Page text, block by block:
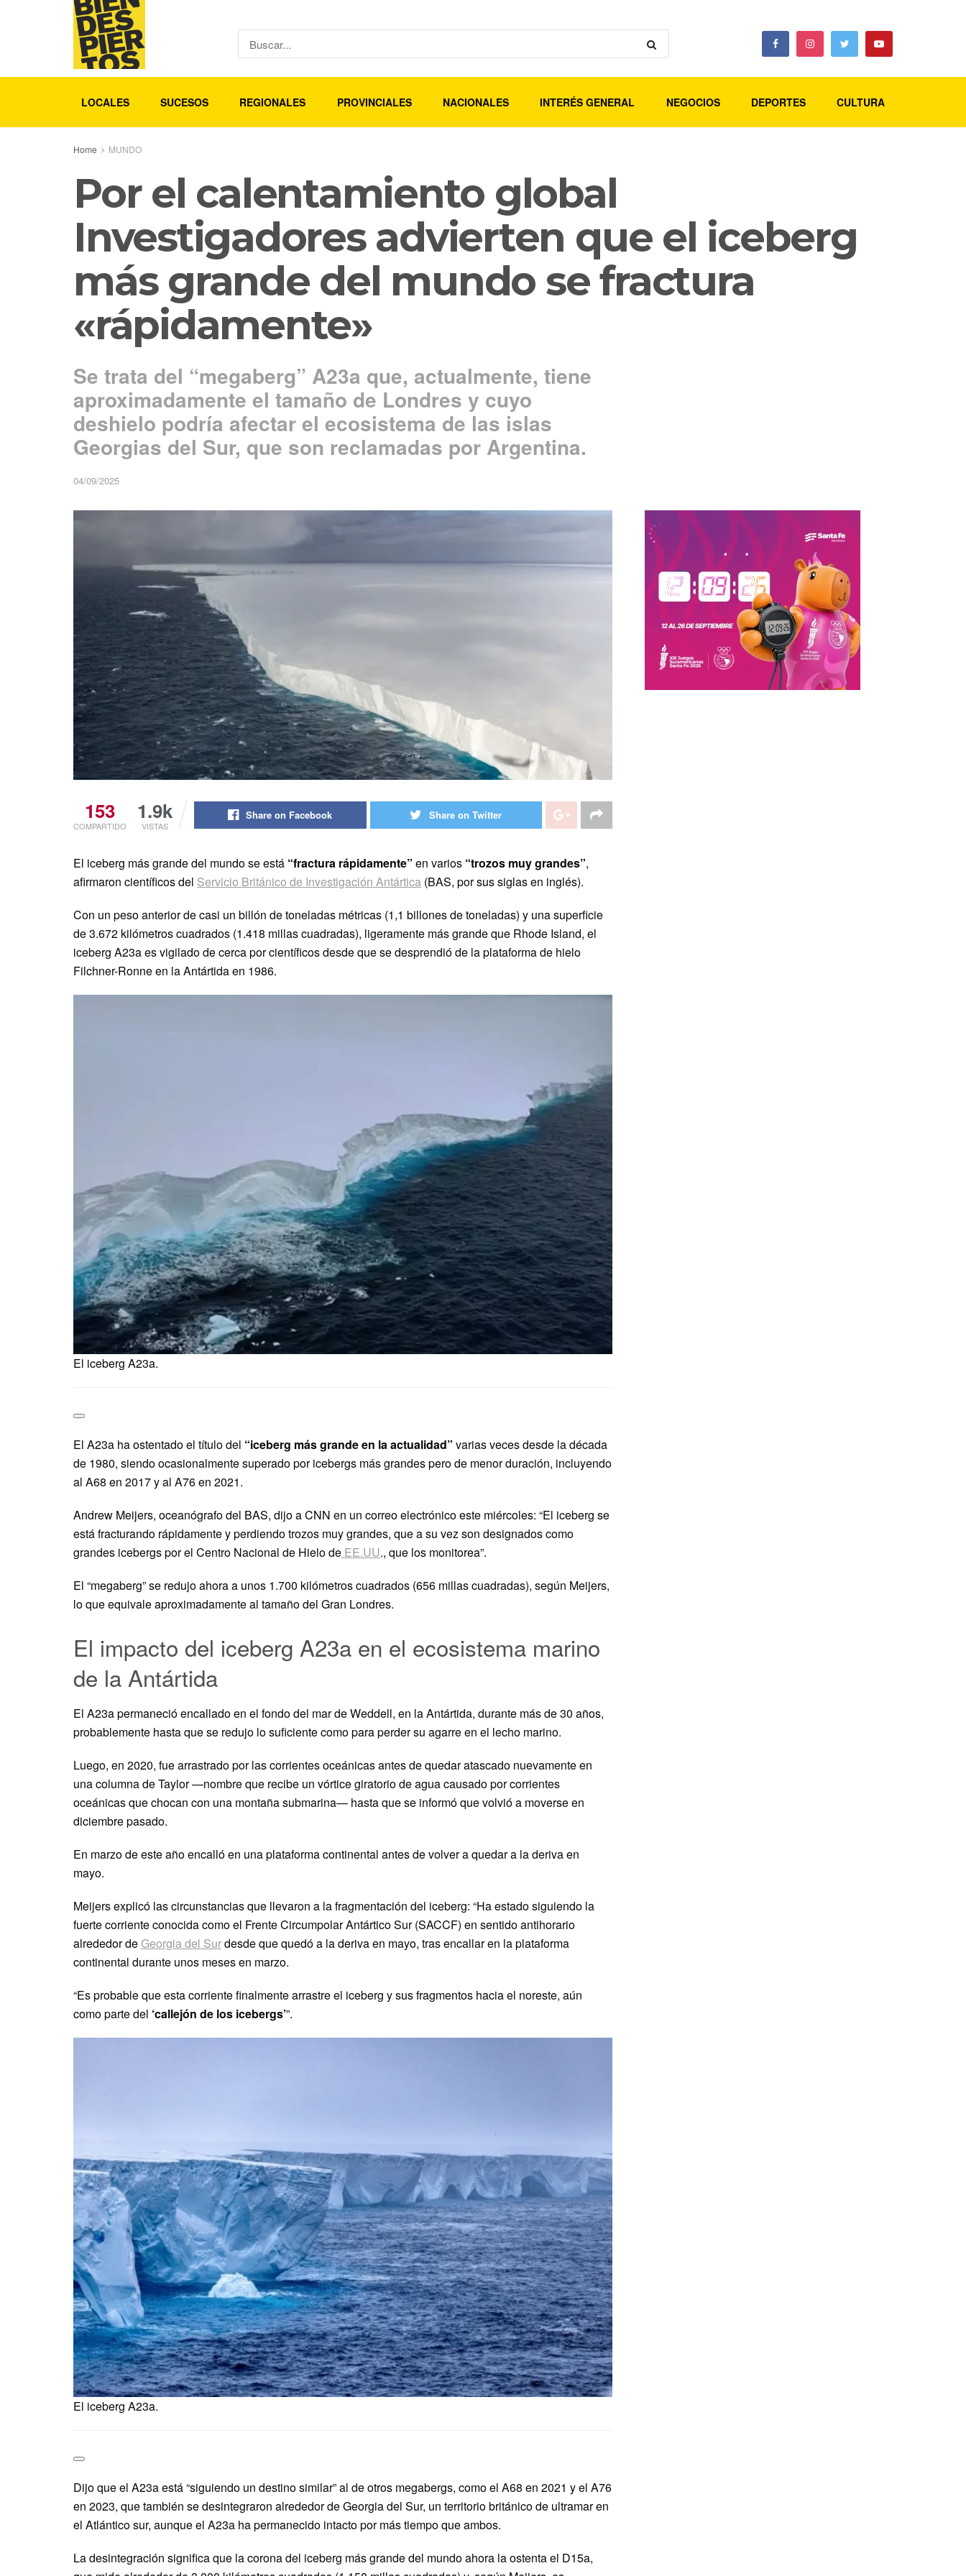
LOCALES SUCESOS REGIONALES PROVINCIALES NACIONALES INTERÉS GENERAL NEGOCIOS DEPORTES CULTURA
Home MUNDO
Por el calentamiento global
Investigadores advierten que el iceberg
más grande del mundo se fractura
«rápidamente»
Se trata del “megaberg” A23a que, actualmente, tiene
aproximadamente el tamaño de Londres y cuyo
deshielo podría afectar el ecosistema de las islas
Georgias del Sur, que son reclamadas por Argentina.
04/09/2025
153
COMPARTIDO
1.9k
VISTAS
Share on Facebook Share on Twitter
El iceberg más grande del mundo se está “fractura rápidamente” en varios “trozos muy grandes”,
afirmaron científicos del Servicio Británico de Investigación Antártica (BAS, por sus siglas en inglés).
Con un peso anterior de casi un billón de toneladas métricas (1,1 billones de toneladas) y una superficie
de 3.672 kilómetros cuadrados (1.418 millas cuadradas), ligeramente más grande que Rhode Island, el
iceberg A23a es vigilado de cerca por científicos desde que se desprendió de la plataforma de hielo
Filchner-Ronne en la Antártida en 1986.
El iceberg A23a.
El A23a ha ostentado el título del “iceberg más grande en la actualidad” varias veces desde la década
de 1980, siendo ocasionalmente superado por icebergs más grandes pero de menor duración, incluyendo
al A68 en 2017 y al A76 en 2021.
Andrew Meijers, oceanógrafo del BAS, dijo a CNN en un correo electrónico este miércoles: “El iceberg se
está fracturando rápidamente y perdiendo trozos muy grandes, que a su vez son designados como
grandes icebergs por el Centro Nacional de Hielo de EE.UU., que los monitorea”.
El “megaberg” se redujo ahora a unos 1.700 kilómetros cuadrados (656 millas cuadradas), según Meijers,
lo que equivale aproximadamente al tamaño del Gran Londres.
El impacto del iceberg A23a en el ecosistema marino
de la Antártida
El A23a permaneció encallado en el fondo del mar de Weddell, en la Antártida, durante más de 30 años,
probablemente hasta que se redujo lo suficiente como para perder su agarre en el lecho marino.
Luego, en 2020, fue arrastrado por las corrientes oceánicas antes de quedar atascado nuevamente en
una columna de Taylor —nombre que recibe un vórtice giratorio de agua causado por corrientes
oceánicas que chocan con una montaña submarina— hasta que se informó que volvió a moverse en
diciembre pasado.
En marzo de este año encalló en una plataforma continental antes de volver a quedar a la deriva en
mayo.
Meijers explicó las circunstancias que llevaron a la fragmentación del iceberg: “Ha estado siguiendo la
fuerte corriente conocida como el Frente Circumpolar Antártico Sur (SACCF) en sentido antihorario
alrededor deGeorgia del Surdesde que quedó a la deriva en mayo, tras encallar en la plataforma
continental durante unos meses en marzo.
“Es probable que esta corriente finalmente arrastre el iceberg y sus fragmentos hacia el noreste, aún
como parte del ‘callejón de los icebergs’”.
El iceberg A23a.
Dijo que el A23a está “siguiendo un destino similar” al de otros megabergs, como el A68 en 2021 y el A76
en 2023, que también se desintegraron alrededor de Georgia del Sur, un territorio británico de ultramar en
el Atlántico sur, aunque el A23a ha permanecido intacto por más tiempo que ambos.
La desintegración significa que la corona del iceberg más grande del mundo ahora la ostenta el D15a,